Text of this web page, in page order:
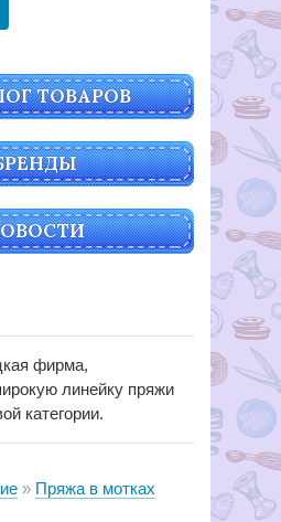
ТОВАРОВ
фирма,
линейку пряжи
категории.
Пряжа в мотках